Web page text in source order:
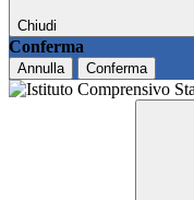
Chiudi
Conferma
Annulla Conferma